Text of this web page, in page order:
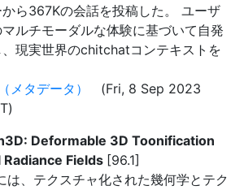
ら367Kの会話を投稿した。 ユーザ
ルチモーダルな体験に基づいて自発
現実世界のchitchatコンテキストを
メタデータ）
(Fri, 8 Sep 2023
Deformable 3D Toonification
Fields [96.1]
は、テクスチャ化された幾何学とテク